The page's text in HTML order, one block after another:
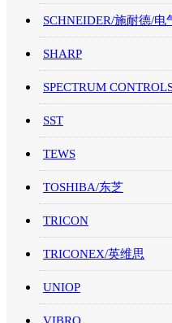
SCHNEIDER/施耐德/电
SHARP
SPECTRUM
SST
TEWS
TOSHIBA/东芝
TRICON
TRICONEX/英维思
UNIOP
VIBRO